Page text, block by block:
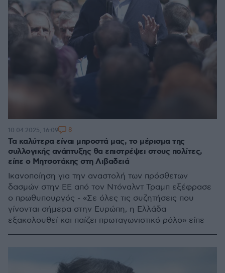
Τα καλύτερα είναι μπροστά μας, το μέρισμα της
συλλογικής ανάπτυξης θα επιστρέψει στους πολίτες,
είπε ο Μητσοτάκης στη Λιβαδειά
Ικανοποίηση για την αναστολή των πρόσθετων
δασμών στην ΕΕ από τον Ντόναλντ Τραμπ εξέφρασε
ο πρωθυπουργός - «Σε όλες τις συζητήσεις που
γίνονται σήμερα στην Ευρώπη, η Ελλάδα
εξακολουθεί και παίζει πρωταγωνιστικό ρόλο» είπε
10.04.2025, 16:09 8